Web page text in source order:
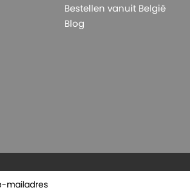
Bestellen vanuit België
Blog